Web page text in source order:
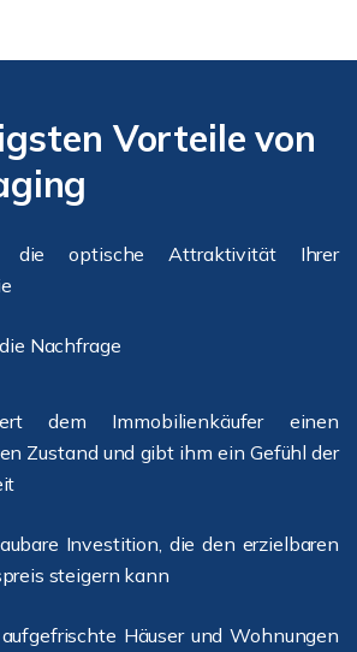
Vorteile von
die optische Attraktivität Ihrer
Nachfrage
dem Immobilienkäufer einen
Zustand und gibt ihm ein Gefühl der
Investition, die den erzielbaren
steigern kann
Häuser und Wohnungen